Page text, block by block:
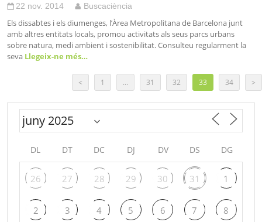
22 nov. 2014 Buscaciència
Els dissabtes i els diumenges, l’Àrea Metropolitana de Barcelona junt
amb altres entitats locals, promou activitats als seus parcs urbans
sobre natura, medi ambient i sostenibilitat. Consulteu regularment la
seva Llegeix-ne més…
< 1 … 31 32 33 34 >
DL DT DC DJ DV DS DG
26 27 28 29 30 31 1
2 3 4 5 6 7 8